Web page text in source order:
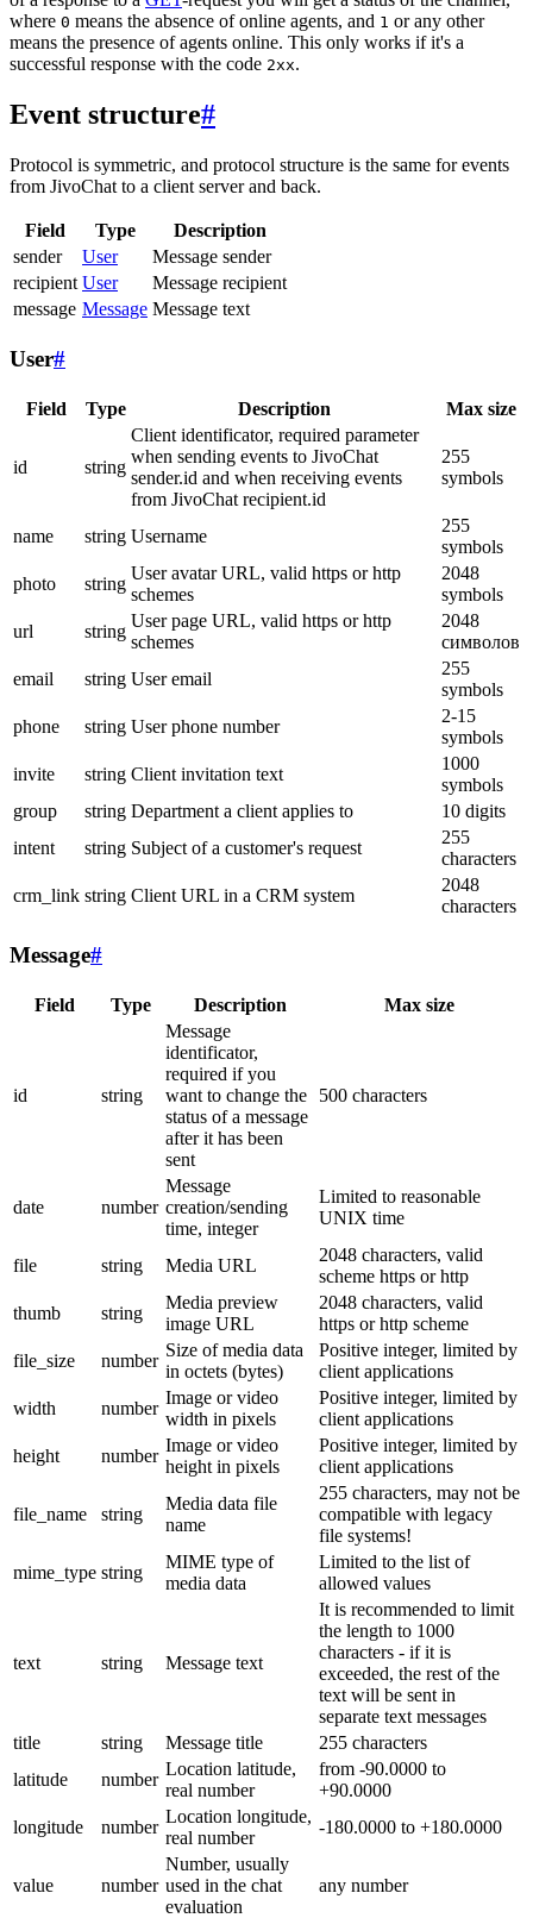
where 0 means the absence of online agents, and 1 or any other
means the presence of agents online. This only works if it's a
successful response with the code 2xx.
Event structure#
Protocol is symmetric, and protocol structure is the same for events
from JivoChat to a client server and back.
Field Type
Description
sender
User
Message sender
recipient User
Message recipient
message Message Message text
User#
Field Type Description Max size
id string
Client identificator, required parameter
when sending events to JivoChat
sender.id and when receiving events
from JivoChat recipient.id
255
symbols
name string Username
255
symbols
photo
string
User avatar URL, valid https or http
schemes
2048
symbols
url
string
User page URL, valid https or http
schemes
2048
символов
email
string User email
255
symbols
phone
string User phone number
2-15
symbols
invite
string Client invitation text
1000
symbols
group
string Department a client applies to
10 digits
intent
string Subject of a customer's request
255
characters
crm_link string Client URL in a CRM system
2048
characters
Message#
Field Type Description Max size
id string
Message
identificator,
required if you
want to change the
status of a message
after it has been
sent
500 characters
date number
Message
creation/sending
time, integer
Limited to reasonable
UNIX time
file string Media URL
2048 characters, valid
scheme https or http
thumb
string
Media preview
image URL
2048 characters, valid
https or http scheme
file_size
number
Size of media data
in octets (bytes)
Positive integer, limited by
client applications
width
number
Image or video
width in pixels
Positive integer, limited by
client applications
height
number
Image or video
height in pixels
Positive integer, limited by
client applications
file_name string
Media data file
name
255 characters, may not be
compatible with legacy
file systems!
mime_type string
MIME type of
media data
Limited to the list of
allowed values
text string Message text
It is recommended to limit
the length to 1000
characters - if it is
exceeded, the rest of the
text will be sent in
separate text messages
title
string Message title
255 characters
latitude
number
Location latitude,
real number
from -90.0000 to
+90.0000
longitude
number
Location longitude,
real number
-180.0000 to +180.0000
value number
Number, usually
used in the chat
evaluation
any number